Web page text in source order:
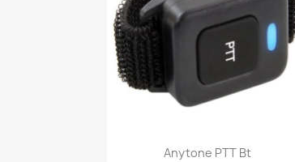
Anteprima
Anytone PTT Bt